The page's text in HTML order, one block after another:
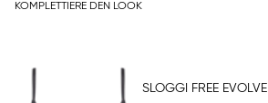
KOMPLETTIERE DEN LOOK
SLOGGI FREE EVOLVE